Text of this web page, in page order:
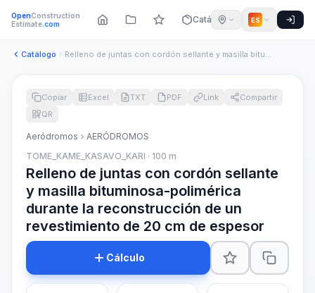
OpenConstruction
Estimate.com Catálogo ES
Catálogo Relleno de juntas con cordón sellante y masilla bituminosa-p...
Copiar Excel TXT PDF Link
Compartir
QR
Aeródromos
AERÓDROMOS
TOME_KAME_KASAVO_KARI · 100 m
Relleno de juntas con cordón sellante
y masilla bituminosa-polimérica
durante la reconstrucción de un
revestimiento de 20 cm de espesor
Cálculo